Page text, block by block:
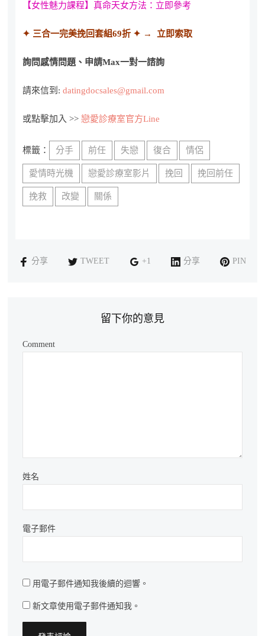
【女性魅力課程】真命天女方法：立即參考
✦ 三合一完美挽回套組69折 ✦ → 立即索取
詢問感情問題、申請Max一對一諮詢
請來信到:datingdocsales@gmail.com
或點擊加入 >>戀愛診療室官方Line
標籤： 分手 前任 失戀 復合 情侶
愛情時光機 戀愛診療室影片 挽回 挽回前任
挽救 改變 關係
分享 TWEET +1 分享 PIN
留下你的意見
Comment
姓名
電子郵件
用電子郵件通知我後續的迴響。
新文章使用電子郵件通知我。